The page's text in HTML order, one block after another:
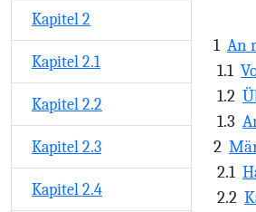
Kapitel 2
Kapitel 2.1
Kapitel 2.2
Kapitel 2.3
Kapitel 2.4
1 An
1.1
1.2
1.3
2
2.1
2.2